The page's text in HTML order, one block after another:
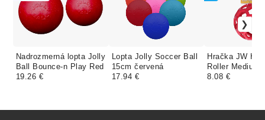
Nadrozmerná lopta Jolly
Ball Bounce-n Play Red
19.26 €
Lopta Jolly Soccer Ball
15cm červená
17.94 €
Hračka JW
Roller Medium
8.08 €